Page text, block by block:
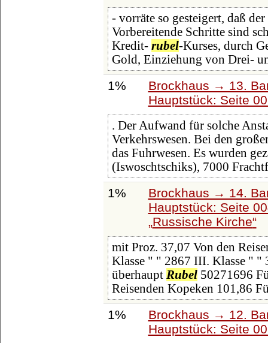
- vorräte so gesteigert, daß
Vorbereitende Schritte sind
Kredit- rubel-Kurses, durch
Gold, Einziehung von Drei-
1%
Brockhaus → 13.
Hauptstück: Seite
. Der Aufwand für solche
Verkehrswesen. Bei den
das Fuhrwesen. Es wurden
(Iswoschtschiks), 7000
1%
Brockhaus → 14.
Hauptstück: Seite
Russische Kirche
mit Proz. 37,07 Von den
Klasse " " 2867 III. Klasse " "
überhaupt Rubel50271696
Reisenden Kopeken 101,86
1%
Brockhaus → 12.
Hauptstück: Seite